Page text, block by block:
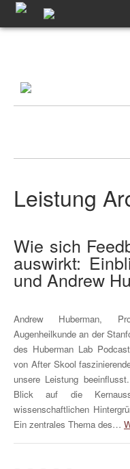
Leistung
Wie sich
auswirkt:
und Andrew
Andrew Huberman,
Augenheilkunde an der
des Huberman Lab
von After Skool
unsere Leistung
Blick auf die
wissenschaftlichen
Ein zentrales Thema des…